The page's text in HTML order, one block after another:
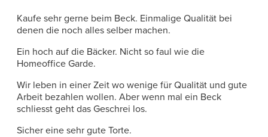
Kaufe sehr gerne beim Beck. Einmalige Qualität bei
denen die noch alles selber machen.
Ein hoch auf die Bäcker. Nicht so faul wie die
Homeoffice Garde.
Wir leben in einer Zeit wo wenige für Qualität und gute
Arbeit bezahlen wollen. Aber wenn mal ein Beck
schliesst geht das Geschrei los.
Sicher eine sehr gute Torte.